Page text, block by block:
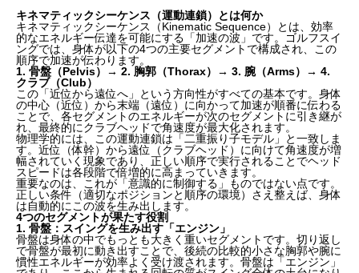
キネマティックシーケンス（運動連鎖）とは何か
キネマティックシーケンス（Kinematic Sequence）とは、効率
的なエネルギー伝達を可能にする「加速の波」です。ゴルフスイ
ングでは、身体が以下の4つの主要セグメントで構成され、この
順序で加速が伝わります。
1. 骨盤（Pelvis）→ 2. 胸郭（Thorax）→ 3. 腕（Arms）→ 4.
クラブ（Club）
この「近位から遠位へ」という方向性がすべての基本です。身体
の中心（近位）から末端（遠位）に向かって加速が順番に伝わる
ことで、各セグメントのエネルギーが次のセグメントに引き継が
れ、最終的にクラブヘッドで角速度が最大化されます。
物理学的には、この運動連鎖は「二重振り子モデル」と一致しま
す。近位（体幹）から遠位（クラブヘッド）に向けて角速度が増
幅されていく現象であり、正しい順序で実行されることでヘッド
スピードは各段階で倍増的に高まっていきます。
重要なのは、これが「意識的に制御する」ものではない点です。
正しい条件（適切なポジションと順序の環境）さえ整えば、身体
は自動的にこの波を生み出します。
4つのセグメントが果たす役割
1. 骨盤：スイングを生み出す「エンジン」
骨盤は身体の中でもっとも大きく重いセグメントです。切り返し
で骨盤が最初に動き出すことで、後続の比較的小さな胸郭や腕に
慣性エネルギーが効率よく受け渡されます。骨盤は「エンジン」